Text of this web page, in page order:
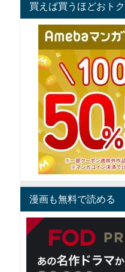
買えば買うほどおトク
漫画も無料で読める